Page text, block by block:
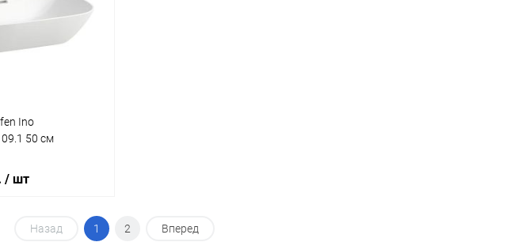
Сравнение
Под заказ
Ino
50 см
/ шт
Назад 1 2 Вперед